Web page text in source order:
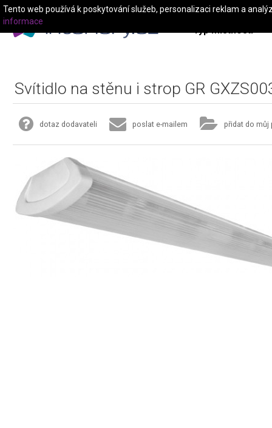
Typ místnosti
Svítidlo na stěnu i strop GR
dotaz dodavateli poslat e-mailem přidat do můj
Tento web používá k poskytování služeb, personalizaci reklam a
informace